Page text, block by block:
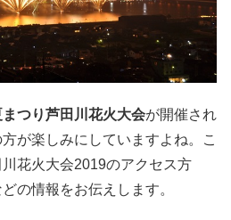
つり芦田川花火大会が開催され
が楽しみにしていますよね。こ
花火大会2019のアクセス方
の情報をお伝えします。